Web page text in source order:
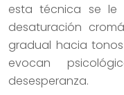
esta técnica se le
desaturación
gradual hacia
evocan
desesperanza.